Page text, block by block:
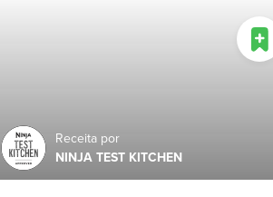
Receita por
NINJA TEST KITCHEN